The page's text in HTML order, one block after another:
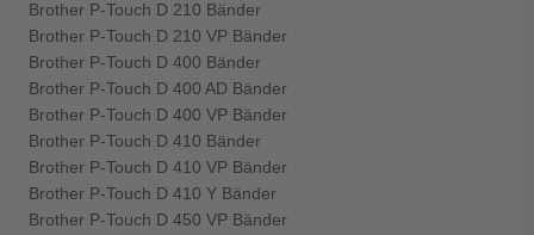
Brother P-Touch D 210 Bänder
Brother P-Touch D 210 VP Bänder
Brother P-Touch D 400 Bänder
Brother P-Touch D 400 AD Bänder
Brother P-Touch D 400 VP Bänder
Brother P-Touch D 410 Bänder
Brother P-Touch D 410 VP Bänder
Brother P-Touch D 410 Y Bänder
Brother P-Touch D 450 VP Bänder